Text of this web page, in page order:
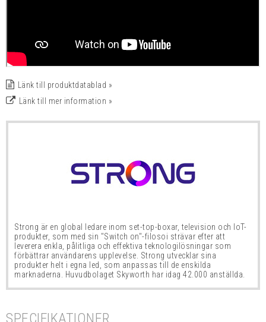
Länk till produktdatablad »
Länk till mer information »
Strong är en global ledare inom set-top-boxar, television och IoT-
produkter, som med sin "Switch on"-filosoi strävar efter att
leverera enkla, pålitliga och effektiva teknologilösningar som
förbättrar användarens upplevelse. Strong utvecklar sina
produkter helt i egna led, som anpassas till de enskilda
marknaderna. Huvudbolaget Skyworth har idag 42.000 anställda.
SPECIFIKATIONER